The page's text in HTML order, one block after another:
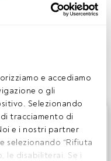
e accediamo
o gli
Selezionando
tracciamento di
e i nostri partner
selezionando “Rifiuta
le disabiliterai. Se i
FundsPeople. Se
Login. Se non
registrarti per scoprire
da offrire.